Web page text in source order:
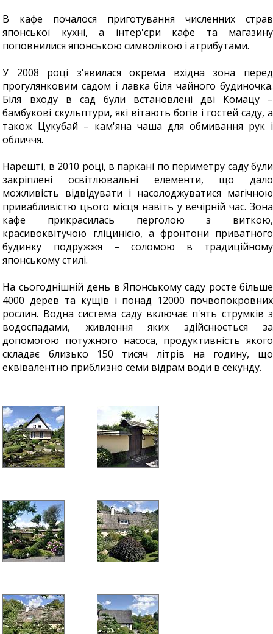
В кафе почалося приготування численних страв
японської кухні, а інтер'єри кафе та магазину
поповнилися японською символікою і атрибутами.
У 2008 році з'явилася окрема вхідна зона перед
прогулянковим садом і лавка біля чайного будиночка.
Біля входу в сад були встановлені дві Комацу –
бамбукові скульптури, які вітають богів і гостей саду, а
також Цукубай – кам'яна чаша для обмивання рук і
обличчя.
Нарешті, в 2010 році, в паркані по периметру саду були
закріплені освітлювальні елементи, що дало
можливість відвідувати і насолоджуватися магічною
привабливістю цього місця навіть у вечірній час. Зона
кафе прикрасилась перголою з виткою,
красивоквітучою гліцинією, а фронтони приватного
будинку подружжя – соломою в традиційному
японському стилі.
На сьогоднішній день в Японському саду росте більше
4000 дерев та кущів і понад 12000 почвопокровних
рослин. Водна система саду включає п'ять струмків з
водоспадами, живлення яких здійснюється за
допомогою потужного насоса, продуктивність якого
складає близько 150 тисяч літрів на годину, що
еквівалентно приблизно семи відрам води в секунду.